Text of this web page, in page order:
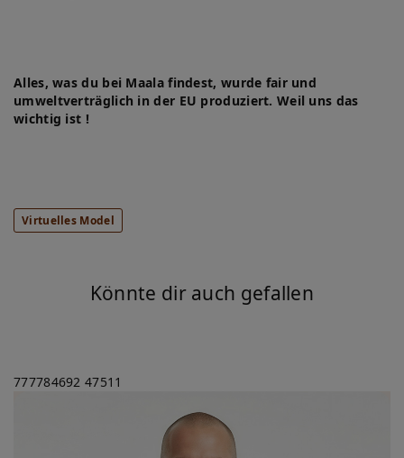
Alles, was du bei Maala findest, wurde fair und
umweltverträglich in der EU produziert. Weil uns das
wichtig ist !
Virtuelles Model
Könnte dir auch gefallen
777784692 47511